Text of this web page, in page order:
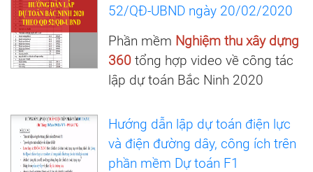
52/QĐ-UBND ngày 20/02/2020
Phần mềm Nghiệm thu xây dựng
360 tổng hợp video về công tác
lập dự toán Bắc Ninh 2020
Hướng dẫn lập dự toán điện lực
và điện đường dây, công ích trên
phần mềm Dự toán F1